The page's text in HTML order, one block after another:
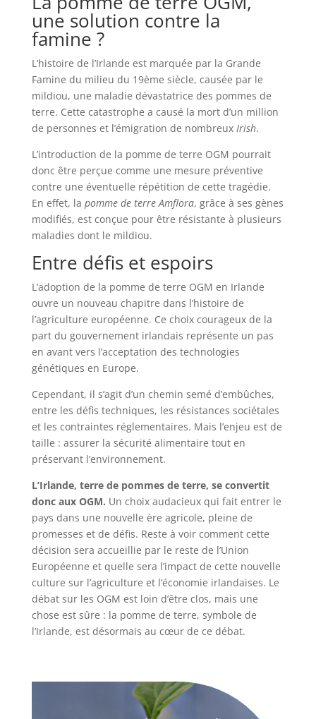
une solution contre la
famine ?
L’histoire de l’Irlande est marquée par la Grande
Famine du milieu du 19ème siècle, causée par le
mildiou, une maladie dévastatrice des pommes de
terre. Cette catastrophe a causé la mort d’un million
de personnes et l’émigration de nombreux Irish.
L’introduction de la pomme de terre OGM pourrait
donc être perçue comme une mesure préventive
contre une éventuelle répétition de cette tragédie.
En effet, la pomme de terre Amflora, grâce à ses gènes
modifiés, est conçue pour être résistante à plusieurs
maladies dont le mildiou.
Entre défis et espoirs
L’adoption de la pomme de terre OGM en Irlande
ouvre un nouveau chapitre dans l’histoire de
l’agriculture européenne. Ce choix courageux de la
part du gouvernement irlandais représente un pas
en avant vers l’acceptation des technologies
génétiques en Europe.
Cependant, il s’agit d’un chemin semé d’embûches,
entre les défis techniques, les résistances sociétales
et les contraintes réglementaires. Mais l’enjeu est de
taille : assurer la sécurité alimentaire tout en
préservant l’environnement.
L’Irlande, terre de pommes de terre, se convertit
donc aux OGM. Un choix audacieux qui fait entrer le
pays dans une nouvelle ère agricole, pleine de
promesses et de défis. Reste à voir comment cette
décision sera accueillie par le reste de l’Union
Européenne et quelle sera l’impact de cette nouvelle
culture sur l’agriculture et l’économie irlandaises. Le
débat sur les OGM est loin d’être clos, mais une
chose est sûre : la pomme de terre, symbole de
l’Irlande, est désormais au cœur de ce débat.